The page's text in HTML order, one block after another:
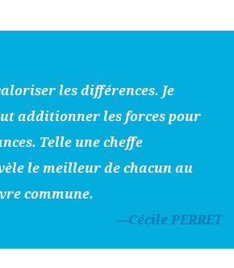
les différences. Je
additionner les forces pour
Telle une cheffe
le meilleur de chacun au
commune.
—Cécile PERRET